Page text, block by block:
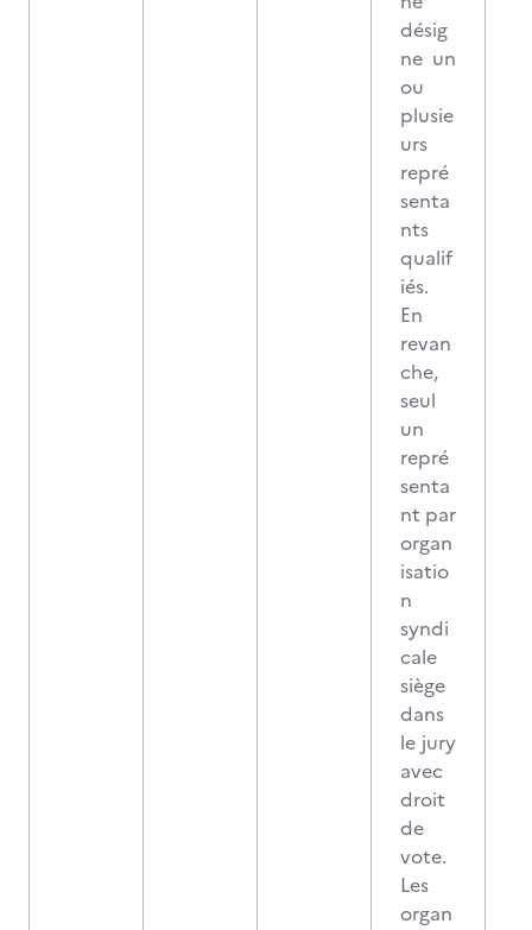
désig
ne un
ou
plusie
urs
repré
senta
nts
qualif
iés.
En
revan
che,
seul
un
repré
senta
nt par
organ
isatio
n
syndi
cale
siège
dans
le jury
avec
droit
de
vote.
Les
organ